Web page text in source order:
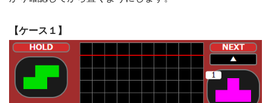
【ケース１】